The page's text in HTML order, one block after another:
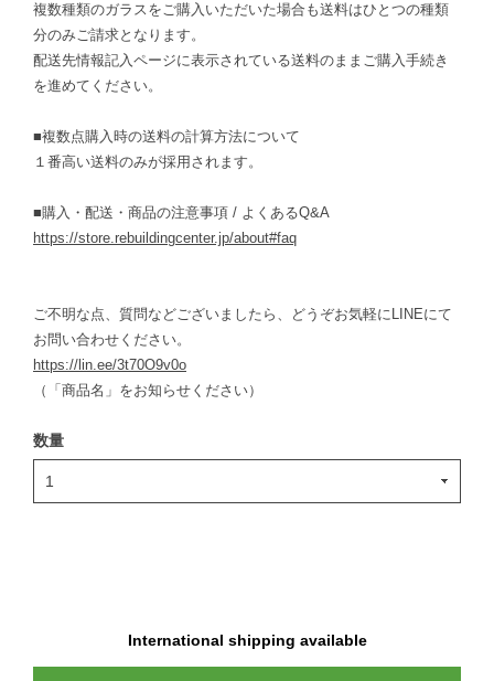
複数種類のガラスをご購入いただいた場合も送料はひとつの種類
分のみご請求となります。
配送先情報記入ページに表示されている送料のままご購入手続き
を進めてください。
■複数点購入時の送料の計算方法について
１番高い送料のみが採用されます。
■購入・配送・商品の注意事項 / よくあるQ&A
https://store.rebuildingcenter.jp/about#faq
ご不明な点、質問などございましたら、どうぞお気軽にLINEにて
お問い合わせください。
https://lin.ee/3t70O9v0o
（「商品名」をお知らせください）
数量
International shipping available